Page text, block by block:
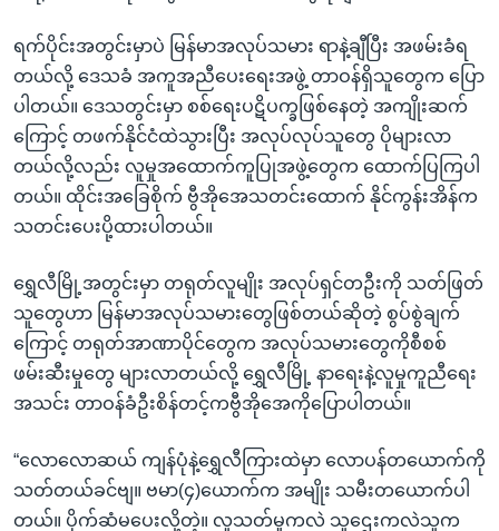
ရန်ရက်ပိုင်းအတွင်းမှာပဲ မြန်မာအလုပ်သမား ရာနဲ့ချီပြီး အဖမ်းခံရ
တယ်လို့ ဒေသခံ အကူအညီပေးရေးအဖွဲ့ တာဝန်ရှိသူတွေက ပြော
ပါတယ်။ ဒေသတွင်းမှာ စစ်ရေးပဋိပက္ခဖြစ်နေတဲ့ အကျိုးဆက်
ကြောင့် တဖက်နိုင်ငံထဲသွားပြီး အလုပ်လုပ်သူတွေ ပိုများလာ
တယ်လို့လည်း လူမှုအထောက်ကူပြုအဖွဲ့တွေက ထောက်ပြကြပါ
တယ်။ ထိုင်းအခြေစိုက် ဗွီအိုအေသတင်းထောက် နိုင်ကွန်းအိန်က
သတင်းပေးပို့ထားပါတယ်။
ရွှေလီမြို့အတွင်းမှာ တရုတ်လူမျိုး အလုပ်ရှင်တဦးကို သတ်ဖြတ်
သူတွေဟာ မြန်မာအလုပ်သမားတွေဖြစ်တယ်ဆိုတဲ့ စွပ်စွဲချက်
ကြောင့် တရုတ်အာဏာပိုင်တွေက အလုပ်သမားတွေကိုစီစစ်
ဖမ်းဆီးမှုတွေ များလာတယ်လို့ ရွှေလီမြို့ နာရေးနဲ့လူမှုကူညီရေး
အသင်း တာဝန်ခံဦးစိန်တင့်ကဗွီအိုအေကိုပြောပါတယ်။
“လောလောဆယ် ကျန်ပုံနဲ့ရွှေလီကြားထဲမှာ လောပန်တယောက်ကို
သတ်တယ်ခင်ဗျ။ ဗမာ(၄)ယောက်က အမျိုး သမီးတယောက်ပါ
တယ်။ ပိုက်ဆံမပေးလို့တဲ့။ လူသတ်မှုကလဲ သူဌေးကလဲသူက